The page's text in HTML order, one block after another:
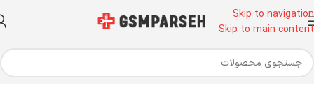
Skip to navigation
Skip to main content
خانه قطعات موبایل شیشه لنز دوربین شیشه دوربین آیفون